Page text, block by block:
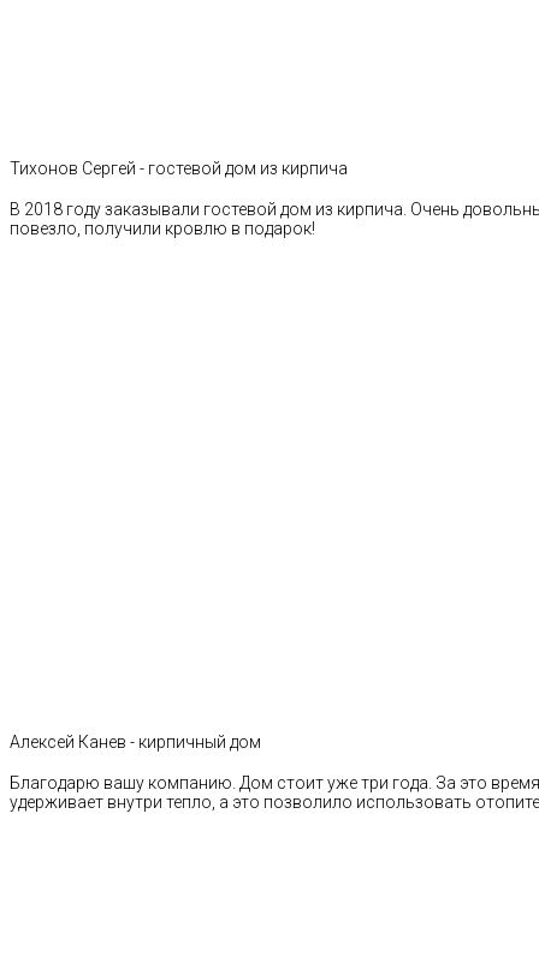
Тихонов Сергей - гостевой дом из кирпича
В 2018 году заказывали гостевой дом из кирпича. Очень
повезло, получили кровлю в подарок!
Алексей Канев - кирпичный дом
Благодарю вашу компанию. Дом стоит уже три года. За это
удерживает внутри тепло, а это позволило использовать